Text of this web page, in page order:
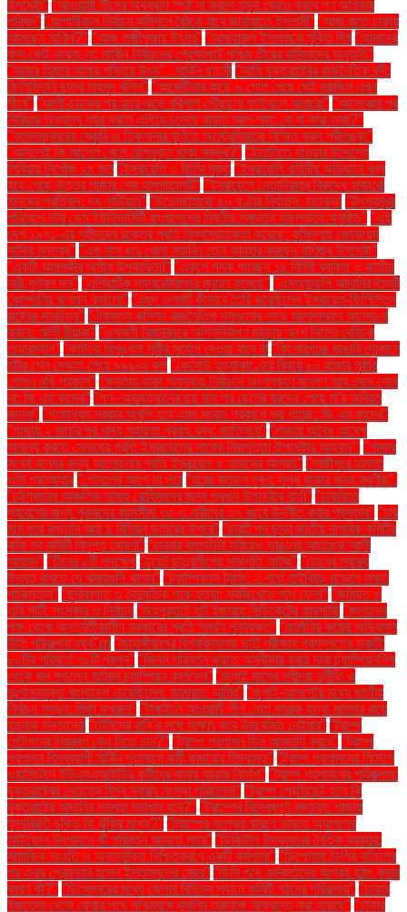
উপদেষ্টা" "আওয়ামী লীগের অবস্থান স্পষ্ট না করলে যমুনা ঘেরাও করবে গণ অধিকার
পরিষদ" "আগামীকাল নির্বাচন কমিশনে বৈঠকে যাবে জামায়াতে ইসলামী" "আজ রাতে ঢাকায়
আসছেন সাকিব?" "আজ লক্ষ্মীপূজার উৎসব" "আজহারুল ইসলামকে মুক্তি দিন "আমাদের
কথা কেউ ভাবছে না: মার্কিন নির্বাচনের প্রেক্ষাপটে পশ্চিম তীরের বাসিন্দাদের অনুভূতি"
"আমার হিজাব আমার শক্তির উৎস" : মার্কিন ছাত্রী "আমি যুক্তরাষ্ট্রের রাজনৈতিক বন্দী:
ফিলিস্তিনি ছাত্র মাহমুদ খলিল" "আর্জেন্টিনার কাছে ৬ গোল খেয়ে সেই ব্রাজিল এখন
শীর্ষে" "আলী-চমকের পর হৃদয়-ঝড়ে বরিশাল পৌঁছালো ফাইনালে আবারো" "আলেপ্পোর পর
সিরিয়ার অন্যান্য শহর দখলে এগিয়ে চলেছে হায়াত আল-শাম: কে বা কারা তারা?"
"আসলাঙ্কারের সেঞ্চুরি ও তিকশানার ঘূর্ণিতে অস্ট্রেলিয়াকে বিস্মিত করল শ্রীলঙ্কা"
"আসলেই কি আপেল খেলে রোগমুক্ত থাকা সম্ভব?" "ইতালিতে যাওয়ার উদ্দেশ্যে
লিবিয়ায় নিখোঁজ ২৪ জন "ইসরায়েলি ৩ জিম্মি মুক্ত "ইসরায়েলি বাহিনীর অভিযানে বন্ধ
হয়ে গেছে উত্তর গাজার শেষ হাসপাতালটি" "ইসরায়েলে নেতানিয়াহুর বিরুদ্ধে হাজারো
মানুষের প্রতিবাদ: দ্য গার্ডিয়ান" "উড়োজাহাজে ৪০ ঘণ্টার নির্যাতন: হাতকড়া "উৎসবমুখর
পরিবেশে নটর ডেম ইউনিভার্সিটি বাংলাদেশের দ্বিতীয় সমাবর্তন সফলভাবে অনুষ্ঠিত" "এই
দেশ ১৯৭১-এর শহীদদের রক্তের প্রতি বিশ্বাসঘাতকতা করেছে: কুমিল্লায় জোনায়েদ
সাকির মন্তব্য" "এক মাস ধরে খোলা সয়াবিন তেল ব্যবহার করছেন বাণিজ্য উপদেষ্টা"
"একটি আমলকীর অসীম উপকারিতা!" "একুশে পদক পাচ্ছেন ১৪ বিশিষ্ট ব্যক্তি ও জাতীয়
নারী ফুটবল দল" "এশিয়াটিক ল্যাবরেটরিজের মুনাফা কমেছে" "এসঅ্যান্ডপি আদানির তিনটি
কোম্পানির ঋণমান কমালো" "এহুদ ওলমার্ট কীভাবে তৈরি করেছিলেন ইসরায়েল-ফিলিস্তিন
রাষ্ট্রের মানচিত্র" "ঐকমত্য কমিশন রাজনৈতিক দলগুলোর সাথে আলাদাভাবে আলোচনা
করবে: আলী রীয়াজ" "ওসমানী বিমানবন্দরে অগ্নিনির্বাপণ মহড়ায় অংশ নিলেন বেবিচক
চেয়ারম্যান" "কাউকে বিশৃঙ্খলা সৃষ্টির সুযোগ দেওয়া যাবে না "কিশোরগঞ্জে ভাঙারি দোকানে
মর্টার শেল দেখতে পেয়ে ৯৯৯-এ কল "কেনেডি হত্যাকাণ্ডের বিষয়ে ৮০ হাজার পৃষ্ঠার
গোপন নথি প্রকাশ" "ক্ষমতায় থাকা অবস্থায় নির্বাচনে অংশগ্রহণ জনগণ আর মেনে নেবে
না: জি এম কাদের" "গণ–অভ্যুত্থানের ছয় মাস পর ছেলের মরদেহ পেয়ে মা'র অবিরত
কান্না" "গণমাধ্যম সরকার অখুশি হবে এমন সংবাদ প্রকাশে ভয় পাচ্ছে: জি এম কাদের"
"গাজায় ২ মার্চের পর খাদ্য সহায়তা প্রবাহ বন্ধ: জাতিসংঘ" "গাজায় অবৈধ আদেশ
অমান্য করতে সেনাদের প্রতি ইসরায়েলের সাবেক নিরাপত্তা উপদেষ্টার আহ্বান"' "গাজার
সংঘর্ষ বন্ধের জন্য আলোচনার প্রতি ইসরায়েল ও হামাসের আগ্রহ" "গাজীপুরে হামলা:
ওসি প্রত্যাহার "গোসলের আগে না পরে "ঘরের বাতাসে দূষণ: সুস্থ থাকার জন্য করণীয়".
"চট্টগ্রামের আঞ্চলিক ভাষায় রোহিঙ্গাদের জন্য প্রধান উপদেষ্টার বার্তা" "চাকরিতে
প্রবেশের জন্য পুরুষদের বয়সসীমা ৩৫ ও নারীদের ৩৭ বছরে উন্নীত করার প্রস্তাব" "চার
মাস ধরে রপ্তানি আয় ৪ বিলিয়ন ডলারের উপরে" "চারটি পদ ছাড়া জাতীয় নাগরিক কমিটির
বাকি সব কমিটি বিলুপ্ত ঘোষণা" "চারবার বসতভিটা সরিয়েও ভাঙনের আতঙ্কে আলী
আহমদ" "চীনের ৫টি পদক্ষেপ "চুয়েট ছাত্রলীগের সভাপতি আটক" "চোখের স্বাস্থ্য
উন্নত রাখতে যে খাবারগুলি খাবেন" "চ্যাম্পিয়নস ট্রফি: ২ শর্তে হাইব্রিড মডেলে সম্মত
পাকিস্তান" "ছুরিকাঘাত ও বৈদ্যুতিক শকে হত্যা: সবজিখেতে লাশ ফেলা" "জমিয়ত ও
এবি পার্টি: সংস্কার ও নির্বাচন "জয়পুরহাটে হাট ইজারায় সিন্ডিকেটের কারসাজি "জাপানের
পক্ষ থেকে অন্তর্বর্তীকালীন সরকারের প্রতি সমর্থন পুনর্ব্যক্ত" "জার্মানির কঠোর অভিবাসন
নীতি পরিকল্পনা ব্যর্থ"m "জাহাঙ্গীরনগর বিশ্ববিদ্যালয় ভর্তি পরীক্ষার প্রশ্নপত্রে ত্রুটি:
৮০টির পরিবর্তে ৭৮টি প্রশ্ন" "জিনস পরিবর্তন করতে অস্বীকার করায় দাবা চ্যাম্পিয়নশিপ
থেকে বাদ পড়লেন বর্তমান চ্যাম্পিয়ন কার্লসেন" "জুলাই মাসের শহীদরা দুর্নীতি ও
দুঃশাসনমুক্ত বাংলাদেশ চেয়েছিলেন: জামায়াত আমির" "জুলাই-আগস্টের মধ্যে জাতীয়
নির্বাচন সম্ভব: মির্জা ফখরুল" "টাঙ্গাইলে আওয়ামী লীগ নেতা ফারুক হত্যা মামলার রায়ে
হতবাক সন্তানেরা "টেনিসের রানি’র সঙ্গে সাক্ষাৎ করে উচ্ছ্বসিত নেইমার" "ট্রাম্প
পেন্টাগনের নিয়ন্ত্রণ কেন নিতে চান?" "ট্রাম্প প্রশাসন ডিম আমদানি করবে" "ট্রাম্প
প্রশাসন বিশ্বব্যাপী মার্কিন দূতাবাসে কর্মী কমানোর সিদ্ধান্ত" "ট্রাম্প প্রশাসনের নির্দেশে
ওয়াশিংটনে ইউএসএআইডির কর্মীদের বাসায় থাকার নির্দেশ" "ট্রাম্প প্রশাসনের পরিকল্পনা:
যুক্তরাষ্ট্রের নেতৃত্বে বিশ্ব স্বাস্থ্য সংস্থা পরিচালনা" "ট্রাম্প প্রেসিডেন্ট হলে কি
যুক্তরাষ্ট্রে আদানির সমস্যা সমাধান হবে?" "ট্রাম্পের বিদ্বেষপূর্ণ বক্তব্য: গাজায়
যুদ্ধবিরতি চুক্তি কি ঝুঁকির মধ্যে?" "ট্রাম্পের শুল্কের কারণে ভারতে অ্যাপলের
আইফোন উৎপাদনে কী পরিবর্তন আসতে পারে" "ডিজিটাল উদ্ভাবনের নৈতিক ব্যবহার:
সামাজিক সংহতি ও অন্তর্ভুক্তি নিশ্চিতকরণে একটি কর্মশালা" "ডিপ্লোমা ডিগ্রি বাতিলের
পর এবার গ্রেফতার হলেন ইস্তাম্বুলের মেয়র" "ডিসি পদে কর্মকর্তাদের আগ্রহ হঠাৎ কমার
কারণ কী?" "ডিসেম্বরের মধ্যে জেলার বিভিন্ন স্থানে কমিটি গঠনের পরিকল্পনা" "ঢাকার
ইজতেমা থেকে ফেরার পথে পশ্চিমবঙ্গে মুসলিম তরুণকে আক্রান্ত করা হয়েছে" "ঢাকার